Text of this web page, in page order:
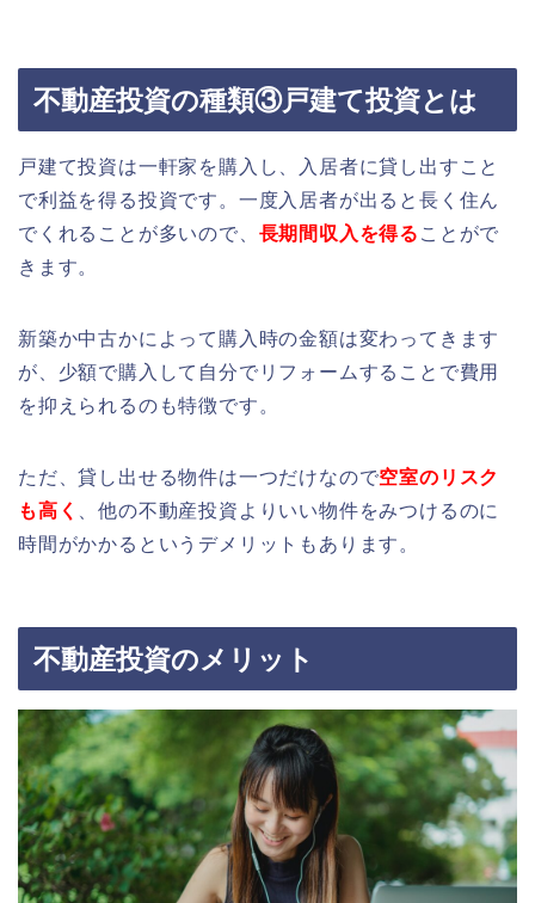
不動産投資の種類③戸建て投資とは
戸建て投資は一軒家を購入し、入居者に貸し出すこと
で利益を得る投資です。一度入居者が出ると長く住ん
でくれることが多いので、 長期間収入を得る ことがで
きます。
新築か中古かによって購入時の金額は変わってきます
が、少額で購入して自分でリフォームすることで費用
を抑えられるのも特徴です。
ただ、貸し出せる物件は一つだけなので空室のリスク
も高く
、他の不動産投資よりいい物件をみつけるのに
時間がかかるというデメリットもあります。
不動産投資のメリット